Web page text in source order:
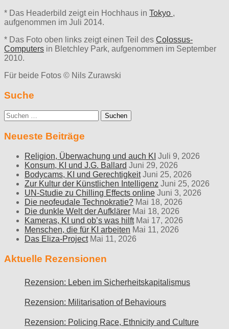
* Das Headerbild zeigt ein Hochhaus in Tokyo ,
aufgenommen im Juli 2014.
* Das Foto oben links zeigt einen Teil des Colossus-
Computers in Bletchley Park, aufgenommen im September
2010.
Für beide Fotos © Nils Zurawski
Suche
Suche
nach:
Neueste Beiträge
Religion, Überwachung und auch KI Juli 9, 2026
Konsum, KI und J.G. Ballard Juni 29, 2026
Bodycams, KI und Gerechtigkeit Juni 25, 2026
Zur Kultur der Künstlichen Intelligenz Juni 25, 2026
UN-Studie zu Chilling Effects online Juni 3, 2026
Die neofeudale Technokratie? Mai 18, 2026
Die dunkle Welt der Aufklärer Mai 18, 2026
Kameras, KI und ob’s was hilft Mai 17, 2026
Menschen, die für KI arbeiten Mai 11, 2026
Das Eliza-Project Mai 11, 2026
Aktuelle Rezensionen
Rezension: Leben im Sicherheitskapitalismus
Rezension: Militarisation of Behaviours
Rezension: Policing Race, Ethnicity and Culture